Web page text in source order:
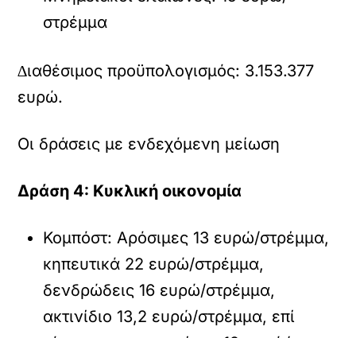
στρέµµα
∆ιαθέσιµος προϋπολογισµός: 3.153.377
ευρώ.
Οι δράσεις µε ενδεχόµενη µείωση
∆ράση 4: Κυκλική οικονοµία
Κοµπόστ: Αρόσιµες 13 ευρώ/στρέµµα,
κηπευτικά 22 ευρώ/στρέµµα,
δενδρώδεις 16 ευρώ/στρέµµα,
ακτινίδιο 13,2 ευρώ/στρέµµα, επί